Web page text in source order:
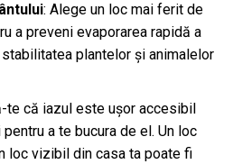
: Alege un loc mai ferit de
a preveni evaporarea rapidă a
plantelor și animalelor
te că iazul este ușor accesibil
a te bucura de el. Un loc
loc vizibil din casa ta poate fi